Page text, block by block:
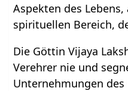
Aspekten des
spirituellen Bereich,
Die Göttin Vijaya
Verehrer nie und
Unternehmungen des